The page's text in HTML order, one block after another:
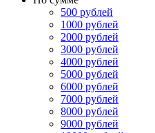
500 рублей
1000 рублей
2000 рублей
3000 рублей
4000 рублей
5000 рублей
6000 рублей
7000 рублей
8000 рублей
9000 рублей